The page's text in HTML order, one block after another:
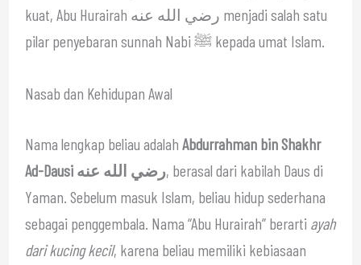
kuat, Abu Hurairah رضي الله عنه menjadi salah satu
pilar penyebaran sunnah Nabi ﷺ kepada umat Islam.
Nasab dan Kehidupan Awal
Nama lengkap beliau adalah Abdurrahman bin Shakhr
Ad-Dausi رضي الله عنه, berasal dari kabilah Daus di
Yaman. Sebelum masuk Islam, beliau hidup sederhana
sebagai penggembala. Nama “Abu Hurairah” berarti ayah
dari kucing kecil, karena beliau memiliki kebiasaan